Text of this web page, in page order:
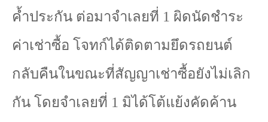
ค้ำประกัน ต่อมาจำเลยที่ 1 ผิดนัดชำระ
ค่าเช่าซื้อ โจทก์ได้ติดตามยึดรถยนต์
กลับคืนในขณะที่สัญญาเช่าซื้อยังไม่เลิก
กัน โดยจำเลยที่ 1 มิได้โต้แย้งคัดค้าน